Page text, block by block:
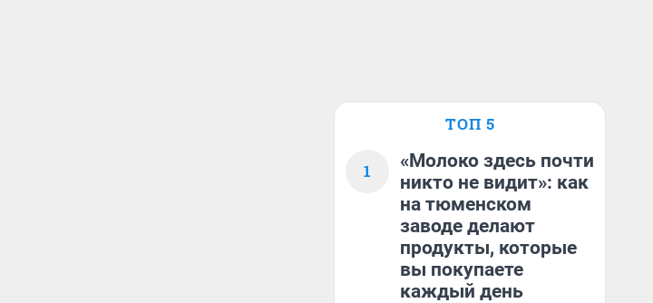
ТОП 5
1
«Молоко здесь почти
никто не видит»: как
на тюменском
заводе делают
продукты, которые
вы покупаете
каждый день